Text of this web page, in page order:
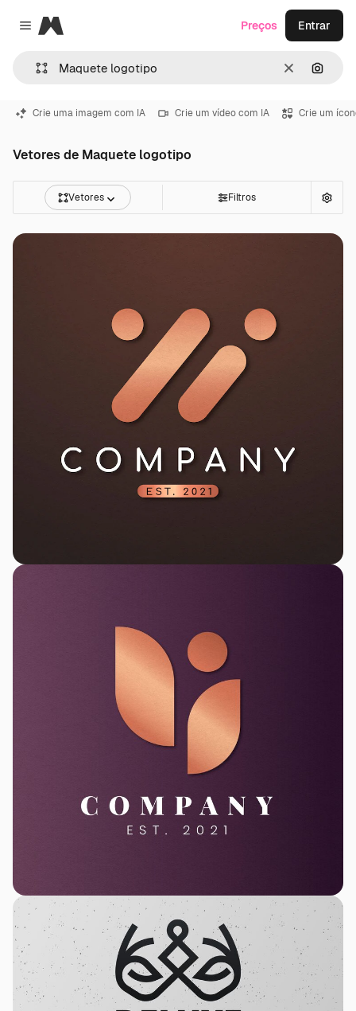
Close menu
Magnific
Limpar
Preços Entrar
Crie uma imagem com IA Crie um vídeo com IA Crie um
Vetores de Maquete logotipo
Vetores Filtros